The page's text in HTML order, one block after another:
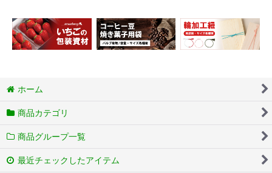
ホーム
商品カテゴリ
商品グループ一覧
最近チェックしたアイテム